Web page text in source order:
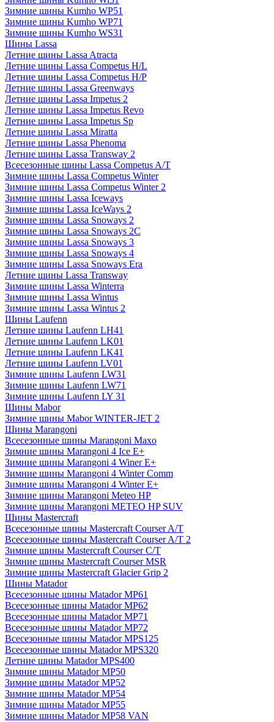
Зимние шины Kumho WP51
Зимние шины Kumho WP71
Зимние шины Kumho WS31
Шины Lassa
Летние шины Lassa Atracta
Летние шины Lassa Competus H/L
Летние шины Lassa Competus H/P
Летние шины Lassa Greenways
Летние шины Lassa Impetus 2
Летние шины Lassa Impetus Revo
Летние шины Lassa Impetus Sp
Летние шины Lassa Miratta
Летние шины Lassa Phenoma
Летние шины Lassa Transway 2
Всесезонные шины Lassa Competus A/T
Зимние шины Lassa Competus Winter
Зимние шины Lassa Competus Winter 2
Зимние шины Lassa Iceways
Зимние шины Lassa IceWays 2
Зимние шины Lassa Snoways 2
Зимние шины Lassa Snoways 2C
Зимние шины Lassa Snoways 3
Зимние шины Lassa Snoways 4
Зимние шины Lassa Snoways Era
Летние шины Lassa Transway
Зимние шины Lassa Winterra
Зимние шины Lassa Wintus
Зимние шины Lassa Wintus 2
Шины Laufenn
Летние шины Laufenn LH41
Летние шины Laufenn LK01
Летние шины Laufenn LK41
Летние шины Laufenn LV01
Зимние шины Laufenn LW31
Зимние шины Laufenn LW71
Зимние шины Laufenn LY 31
Шины Mabor
Зимние шины Mabor WINTER-JET 2
Шины Marangoni
Всесезонные шины Marangoni Maxo
Зимние шины Marangoni 4 Ice E+
Зимние шины Marangoni 4 Winer E+
Зимние шины Marangoni 4 Winter Comm
Зимние шины Marangoni 4 Winter E+
Зимние шины Marangoni Meteo HP
Зимние шины Marangoni METEO HP SUV
Шины Mastercraft
Всесезонные шины Mastercraft Courser A/T
Всесезонные шины Mastercraft Courser A/T 2
Зимние шины Mastercraft Courser C/T
Зимние шины Mastercraft Courser MSR
Зимние шины Mastercraft Glacier Grip 2
Шины Matador
Всесезонные шины Matador MP61
Всесезонные шины Matador MP62
Всесезонные шины Matador MP71
Всесезонные шины Matador MP72
Всесезонные шины Matador MPS125
Всесезонные шины Matador MPS320
Летние шины Matador MPS400
Зимние шины Matador MP50
Зимние шины Matador MP52
Зимние шины Matador MP54
Зимние шины Matador MP55
Зимние шины Matador MP58 VAN